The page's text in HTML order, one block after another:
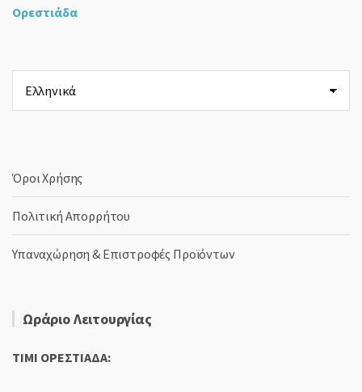
Ορεστιάδα
μια
γλώσσα
Όροι Χρήσης
Πολιτική Απορρήτου
Υπαναχώρηση & Επιστροφές Προϊόντων
Ωράριο Λειτουργίας
TIMI ΟΡΕΣΤΙΑΔΑ: